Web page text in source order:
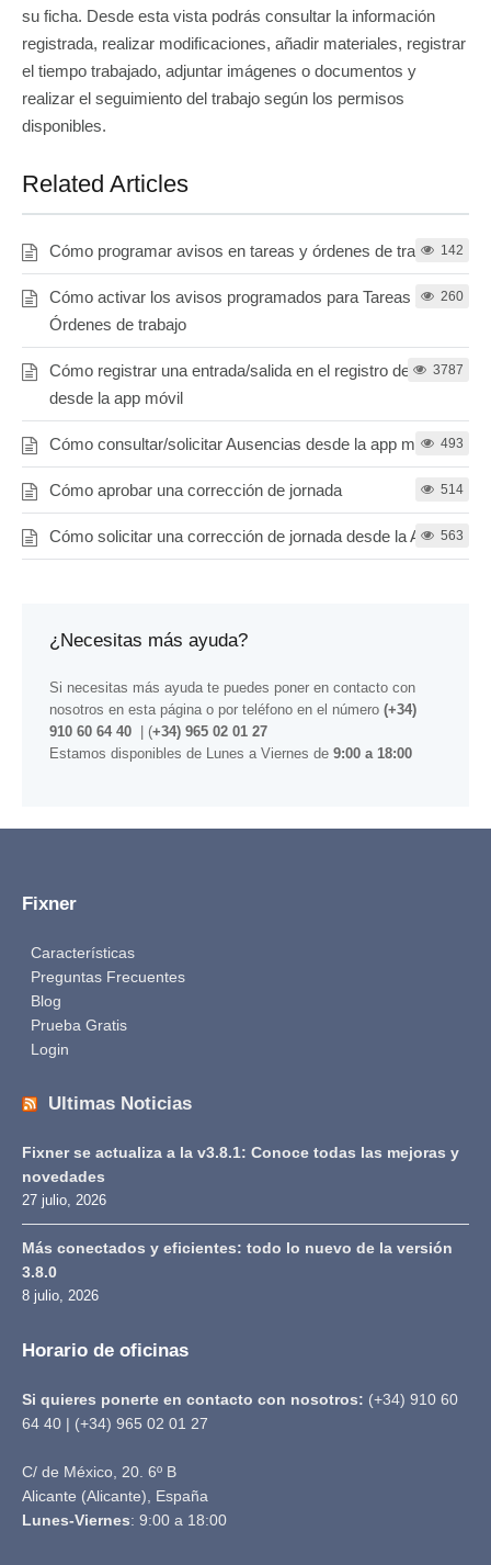
su ficha. Desde esta vista podrás consultar la información
registrada, realizar modificaciones, añadir materiales, registrar
el tiempo trabajado, adjuntar imágenes o documentos y
realizar el seguimiento del trabajo según los permisos
disponibles.
Related Articles
Cómo programar avisos en tareas y órdenes de trabajo142
Cómo activar los avisos programados para Tareas y
Órdenes de trabajo
260
Cómo registrar una entrada/salida en el registro de jornada
desde la app móvil
3787
Cómo consultar/solicitar Ausencias desde la app móvil 493
Cómo aprobar una corrección de jornada 514
Cómo solicitar una corrección de jornada desde la APP563
¿Necesitas más ayuda?
Si necesitas más ayuda te puedes poner en contacto con
nosotros en esta páginao por teléfono en el número (+34)
910 60 64 40
| (+34) 965 02 01 27
Estamos disponibles de Lunes a Viernes de 9:00 a 18:00
Fixner
Características
Preguntas Frecuentes
Blog
Prueba Gratis
Login
Ultimas Noticias
Fixner se actualiza a la v3.8.1: Conoce todas las mejoras y
novedades
27 julio, 2026
Más conectados y eficientes: todo lo nuevo de la versión
3.8.0
8 julio, 2026
Horario de oficinas
Si quieres ponerte en contacto con nosotros: (+34) 910 60
64 40 | (+34) 965 02 01 27
C/ de México, 20. 6º B
Alicante (Alicante), España
Lunes-Viernes: 9:00 a 18:00